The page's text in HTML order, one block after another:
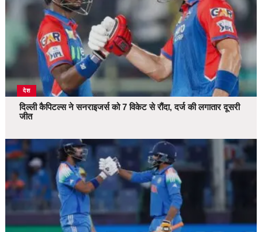
देश
दिल्ली कैपिटल्स ने सनराइजर्स को 7 विकेट से रौंदा, दर्ज की लगातार दूसरी
जीत